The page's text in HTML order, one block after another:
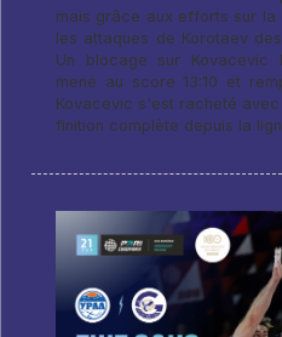
mais grâce aux efforts sur la
les attaques de Korotaev
Un blocage sur
mené au score 13:10 et
Kovacevic s'est racheté
finition complète depuis la